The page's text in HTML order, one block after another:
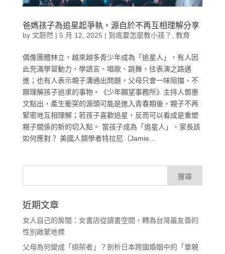
爸媽孩子為追星起爭執，源自於不再互相理解分享
by 文蔚然| 5 月 12, 2025 | 到底要怎麼教小孩？ , 教育
偶像團體林立，越來越多青少年成為「追星人」，有人因
此充滿學習動力，學語言、唱歌、跳舞，往表演之路邁
進；也有人表示親子溝通出問題，父母只會一味阻擋、不
願理解孩子追求的事物。《少年願望事務所》主持人鄧惠
文點出，產生衝突的源頭可能是進入青春期後，親子不再
緊密地互相理解；若孩子喜歡追星，反而可以看成是重塑
親子關係的新的切入點。 當孩子成為「追星人」，家長該
如何應對？ 美國人類學者特拉尼（Jamie...
近期文章
女人自己的房間：女書店從讀書空間，轉為台灣最友善的
性別啟蒙地標
父母為何變成「綁架者」？剖析日本跨國婚姻中的「單親